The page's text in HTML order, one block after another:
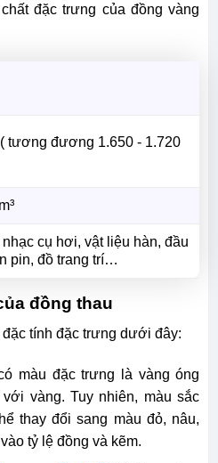
đặc trưng của đồng vàng
tương đương 1.650 - 1.720
cụ hơi, vật liệu hàn, đầu
pin, đồ trang trí…
đồng thau
tính đặc trưng dưới đây:
màu đặc trưng là vàng óng
vàng. Tuy nhiên, màu sắc
thay đổi sang màu đỏ, nâu,
tỷ lệ đồng và kẽm.